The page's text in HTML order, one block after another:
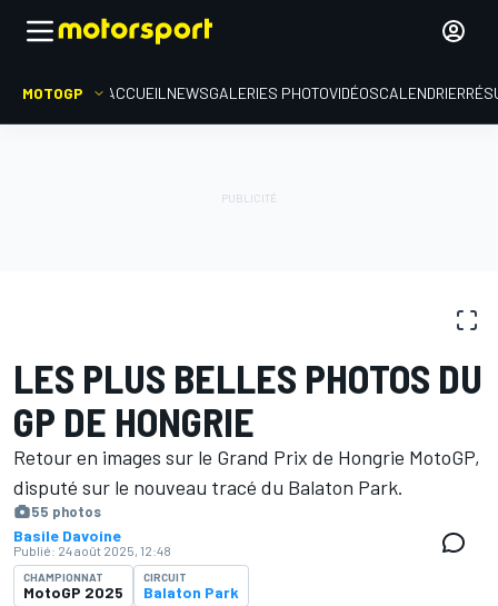
MOTOGP ACCUEIL NEWSGALERIES PHOTOVIDÉOSCALENDRIER
LES PLUS BELLES PHOTOS DU
GP DE HONGRIE
Retour en images sur le Grand Prix de Hongrie MotoGP,
disputé sur le nouveau tracé du Balaton Park.
55 photos
Basile Davoine
Publié: 24 août 2025, 12:48
CHAMPIONNAT
MotoGP 2025
CIRCUIT
Balaton Park